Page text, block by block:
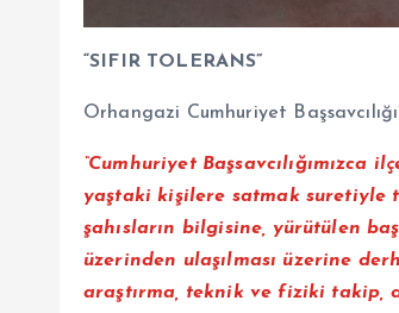
“SIFIR TOLERANS”
Orhangazi Cumhuriyet
“Cumhuriyet
yaştaki kişilere satmak suretiyle
şahısların bilgisine, yürütülen
üzerinden ulaşılması üzerine
araştırma, teknik ve fiziki takip,